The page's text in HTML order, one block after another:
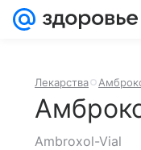
Лекарства
Ambroxol-Vial